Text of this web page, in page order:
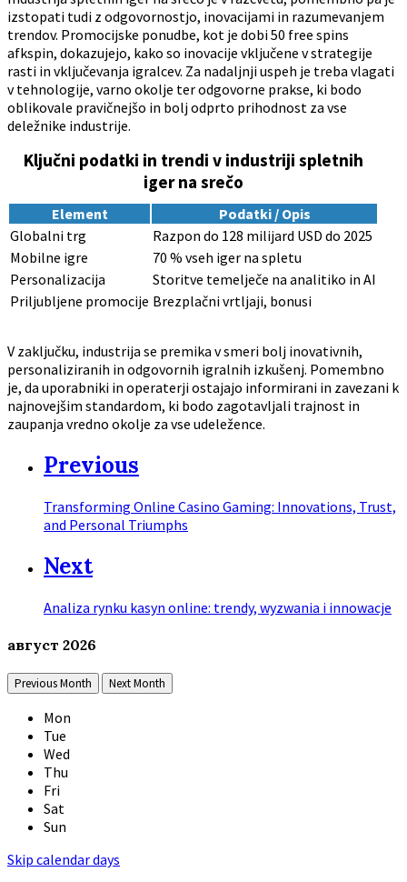
izstopati tudi z odgovornostjo, inovacijami in razumevanjem
trendov. Promocijske ponudbe, kot je dobi 50 free spins
afkspin, dokazujejo, kako so inovacije vključene v strategije
rasti in vključevanja igralcev. Za nadaljnji uspeh je treba vlagati
v tehnologije, varno okolje ter odgovorne prakse, ki bodo
oblikovale pravičnejšo in bolj odprto prihodnost za vse
deležnike industrije.
Ključni podatki in trendi v industriji spletnih
iger na srečo
Element
Podatki / Opis
Globalni trg
Razpon do 128 milijard USD do 2025
Mobilne igre
70 % vseh iger na spletu
Personalizacija
Storitve temelječe na analitiko in AI
Priljubljene promocije Brezplačni vrtljaji, bonusi
V zaključku, industrija se premika v smeri bolj inovativnih,
personaliziranih in odgovornih igralnih izkušenj. Pomembno
je, da uporabniki in operaterji ostajajo informirani in zavezani k
najnovejšim standardom, ki bodo zagotavljali trajnost in
zaupanja vredno okolje za vse udeležence.
Previous
Transforming Online Casino Gaming: Innovations, Trust,
and Personal Triumphs
Next
Analiza rynku kasyn online: trendy, wyzwania i innowacje
август 2026
Previous Month Next Month
Mon
Tue
Wed
Thu
Fri
Sat
Sun
Skip calendar days